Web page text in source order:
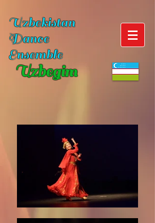
Uzbekistan
Dance
Ensemble
Uzbegim